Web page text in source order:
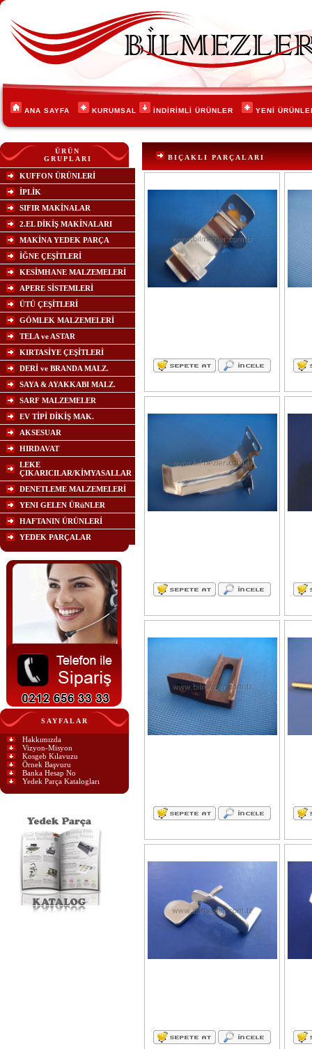
ANA SAYFA KURUMSAL İNDİRİMLİ ÜRÜNLER YENİ
ÜRÜN
GRUPLARI
KUFFON ÜRÜNLERİ
İPLİK
SIFIR MAKİNALAR
2.EL DİKİŞ MAKİNALARI
MAKİNA YEDEK PARÇA
İĞNE ÇEŞİTLERİ
KESİMHANE MALZEMELERİ
APERE SİSTEMLERİ
ÜTÜ ÇEŞİTLERİ
GÖMLEK MALZEMELERİ
TELA ve ASTAR
KIRTASİYE ÇEŞİTLERİ
DERİ ve BRANDA MALZ.
SAYA & AYAKKABI MALZ.
SARF MALZEMELER
EV TİPİ DİKİŞ MAK.
AKSESUAR
HIRDAVAT
LEKE
ÇIKARICILAR/KİMYASALLAR
DENETLEME MALZEMELERİ
YENI GELEN ÜRüNLER
HAFTANIN ÜRÜNLERİ
YEDEK PARÇALAR
SAYFALAR
Hakkımızda
Vizyon-Misyon
Kosgeb Kılavuzu
Örnek Başvuru
Banka Hesap No
Yedek Parça Katalogları
BIÇAKLI PARÇALARI